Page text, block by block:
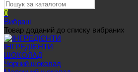
0
Вибрані
Товар доданий до списку вибраних
ІНГРЕДІЄНТИ
ШОКОЛАД
Чорний шоколад